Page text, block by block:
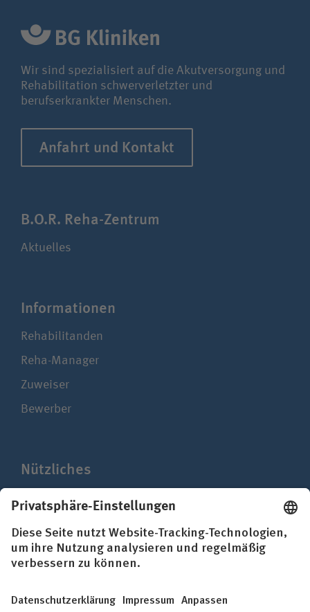
Wir sind spezialisiert auf die Akutversorgung und
Rehabilitation schwerverletzter und
berufserkrankter Menschen.
Anfahrt und Kontakt
B.O.R. Reha-Zentrum
Aktuelles
Infor­ma­ti­onen
Rehabilitanden
Reha-Manager
Zuweiser
Bewerber
Nützliches
Presse